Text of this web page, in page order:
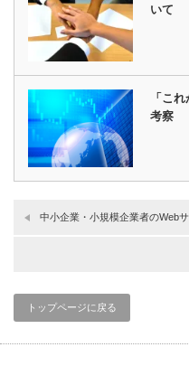
いて
「こ
考察
中小企業・小規模企業者のWeb
トップページに戻る